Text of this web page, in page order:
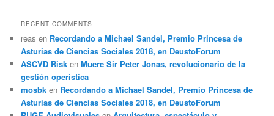
RECENT COMMENTS
reas en Recordando a Michael Sandel, Premio Princesa de
Asturias de Ciencias Sociales 2018, en DeustoForum
ASCVD Risk enMuere Sir Peter Jonas, revolucionario de la
gestión operística
mosbk en Recordando a Michael Sandel, Premio Princesa de
Asturias de Ciencias Sociales 2018, en DeustoForum